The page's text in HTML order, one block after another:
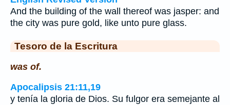
And the building of the wall thereof was jasper: and
the city was pure gold, like unto pure glass.
Tesoro de la Escritura
was of.
Apocalipsis 21:11,19
y tenía la gloria de Dios. Su fulgor era semejante al